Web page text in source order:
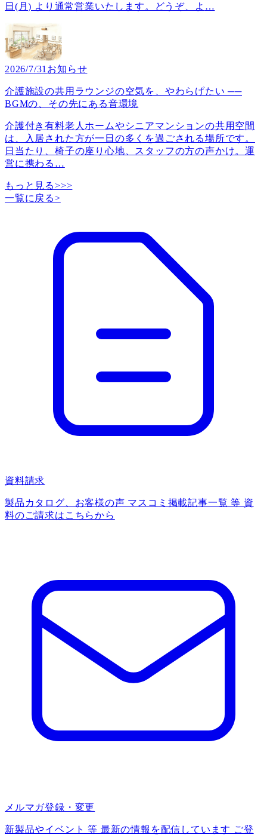
日(月) より通常営業いたします。どうぞ、よ …
2026/7/31 お知らせ
介護施設の共用ラウンジの空気を、やわらげたい ──
BGMの、その先にある音環境
介護付き有料老人ホームやシニアマンションの共用空間
は、入居された方が一日の多くを過ごされる場所です。
日当たり、椅子の座り心地、スタッフの方の声かけ。運
営に携わる …
もっと見る>>>
一覧に戻る>
資料請求
製品カタログ、お客様の声 マスコミ掲載記事一覧 等 資
料のご請求はこちらから
メルマガ登録・変更
新製品やイベント 等 最新の情報を配信しています ご登